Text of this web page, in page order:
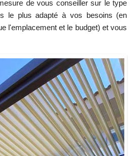
de vous conseiller sur le type
le plus adapté à vos besoins (en
l'emplacement et le budget) et vous